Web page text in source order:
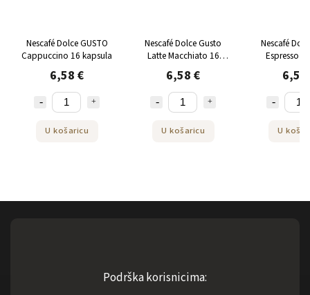
Nescafé Dolce GUSTO
Cappuccino 16 kapsula
6,58 €
U košaricu
Nescafé Dolce Gusto
Latte Macchiato 16
kapsula
6,58 €
U košaricu
Nescafé
Espresso
Ardenza
6,58
U
Podrška korisnicima: